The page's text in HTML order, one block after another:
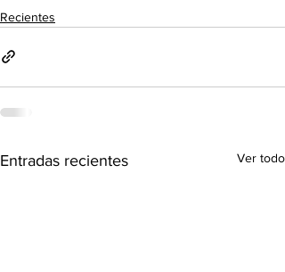
Recientes
Entradas recientes Ver todo